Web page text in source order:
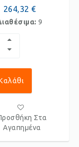
264,32 €
9
Στα
Αγαπημένα